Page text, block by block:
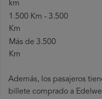
km
1.500 Km - 3.500
Km
Más de 3.500
Km
Además, los pasajeros
billete comprado a